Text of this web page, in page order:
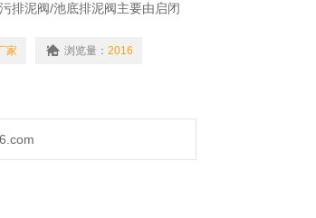
排泥阀/池底排泥阀主要由启闭
*排除）池底，般与启闭机配套使
家 浏览量： 2016